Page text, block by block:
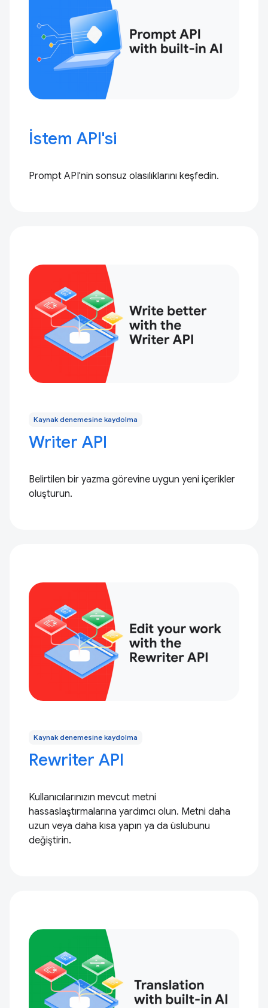
İstem API'si
Prompt API'nin sonsuz olasılıklarını keşfedin.
Kaynak denemesine kaydolma
Writer API
Belirtilen bir yazma görevine uygun yeni içerikler
oluşturun.
Kaynak denemesine kaydolma
Rewriter API
Kullanıcılarınızın mevcut metni
hassaslaştırmalarına yardımcı olun. Metni daha
uzun veya daha kısa yapın ya da üslubunu
değiştirin.